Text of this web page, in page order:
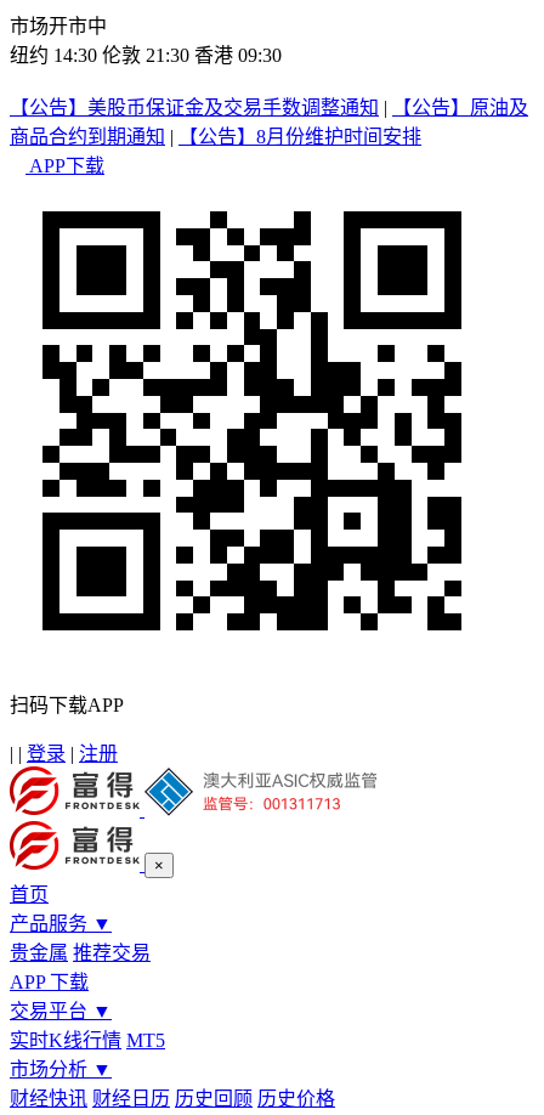
市场开市中
纽约 14:30 伦敦 21:30 香港 09:30
【公告】美股币保证金及交易手数调整通知 |
【公告】原油及
商品合约到期通知 |
【公告】8月份维护时间安排
APP下载
扫码下载APP
| | 登录 | 注册
×
首页
产品服务 ▼
贵金属 推荐交易
APP 下载
交易平台 ▼
实时K线行情 MT5
市场分析 ▼
财经快讯 财经日历 历史回顾 历史价格